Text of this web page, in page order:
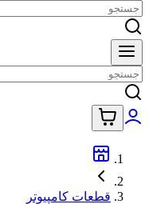
قطعات کامپیوتر